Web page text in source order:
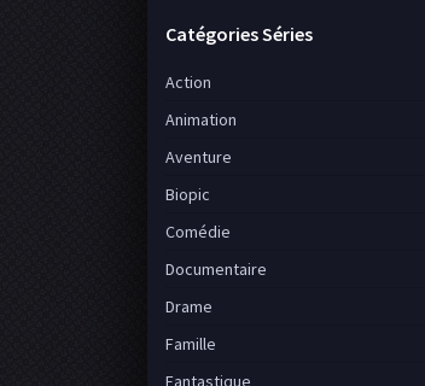
Catégories Séries
Action
Animation
Aventure
Biopic
Comédie
Documentaire
Drame
Famille
Fantastique